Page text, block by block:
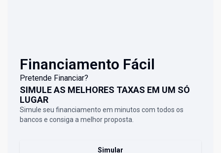
Financiamento Fácil
Pretende Financiar?
SIMULE AS MELHORES TAXAS EM UM SÓ
LUGAR
Simule seu financiamento em minutos com todos os
bancos e consiga a melhor proposta.
Simular